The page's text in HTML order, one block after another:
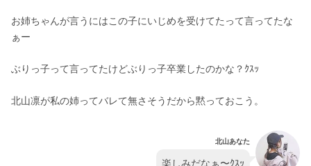
お姉ちゃんが言うにはこの子にいじめを受けてたって言ってたな
ぁー
ぶりっ子って言ってたけどぶりっ子卒業したのかな？ｸｽｯ
北山凛が私の姉ってバレて無さそうだから黙っておこう。
北山あなた
楽しみだなぁ〜ｸｽｯ